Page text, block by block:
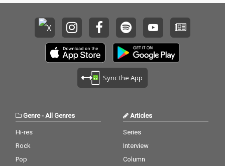
Sync the App
Genre- All Genres
Hi-res
Rock
Pop
Articles
Series
Interview
Column